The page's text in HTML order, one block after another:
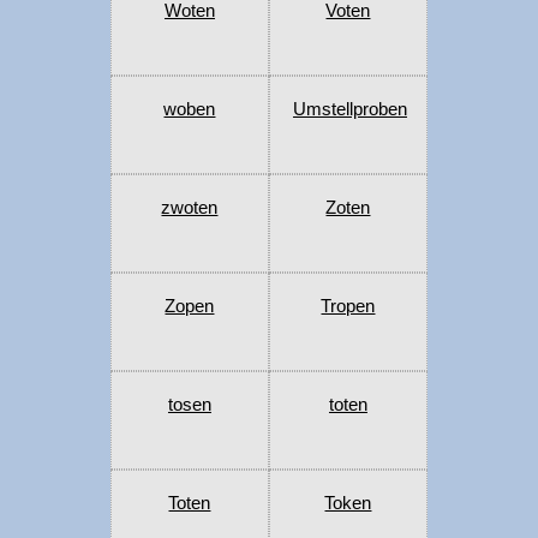
Woten Voten
woben Umstellproben
zwoten Zoten
Zopen Tropen
tosen toten
Toten Token